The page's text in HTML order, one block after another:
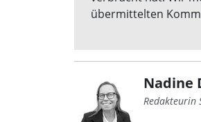
übermittelten
Nadine
Redakteurin